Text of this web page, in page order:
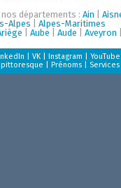
nos départements :Ain |
Alpes
Alpes-Maritimes
|Aube |Aude |Aveyron
|VK |Instagram |YouTube
pittoresque |Prénoms Services